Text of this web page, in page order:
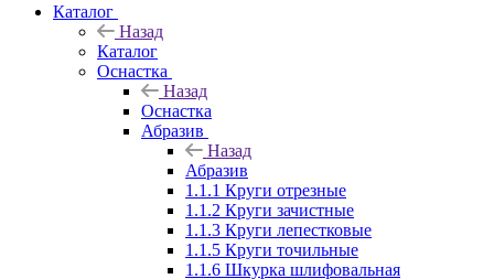
Каталог
Назад
Каталог
Оснастка
Назад
Оснастка
Абразив
Назад
Абразив
1.1.1 Круги отрезные
1.1.2 Круги зачистные
1.1.3 Круги лепестковые
1.1.5 Круги точильные
1.1.6 Шкурка шлифовальная